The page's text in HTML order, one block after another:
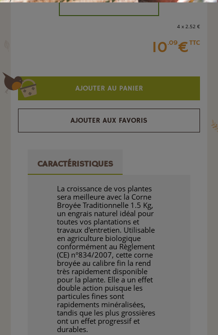
4 x 2.52 €
10.09€TTC
AJOUTER AU PANIER
AJOUTER AUX FAVORIS
CARACTÉRISTIQUES
La croissance de vos plantes
sera meilleure avec la Corne
Broyée Traditionnelle 1.5 Kg,
un engrais naturel idéal pour
toutes vos plantations et
travaux d'entretien. Utilisable
en agriculture biologique
conformément au Règlement
(CE) n°834/2007, cette corne
broyée au calibre fin la rend
très rapidement disponible
pour la plante. Elle a un effet
double action puisque les
particules fines sont
rapidements minéralisées,
tandis que les plus grossières
ont un effet progressif et
durables.